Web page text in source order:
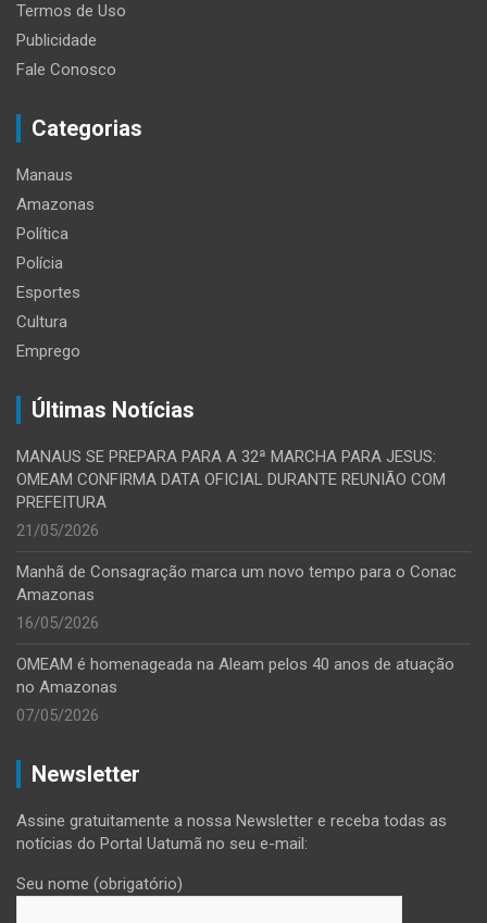
Termos de Uso
Publicidade
Fale Conosco
Categorias
Manaus
Amazonas
Política
Polícia
Esportes
Cultura
Emprego
Últimas Notícias
MANAUS SE PREPARA PARA A 32ª MARCHA PARA JESUS:
OMEAM CONFIRMA DATA OFICIAL DURANTE REUNIÃO COM
PREFEITURA
21/05/2026
Manhã de Consagração marca um novo tempo para o Conac
Amazonas
16/05/2026
OMEAM é homenageada na Aleam pelos 40 anos de atuação
no Amazonas
07/05/2026
Newsletter
Assine gratuitamente a nossa Newsletter e receba todas as
notícias do Portal Uatumã no seu e-mail:
Seu nome (obrigatório)